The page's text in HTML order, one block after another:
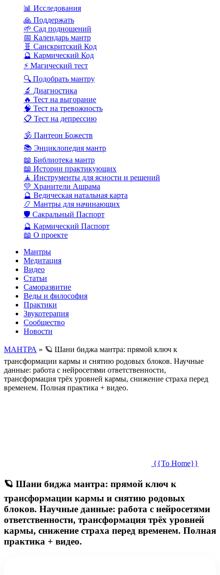
📊 Исследования
🙏 Поддержать
🌱 Сад подношений
📅 Календарь мантр
🧬 Санскритский Код
🔮 Кармический Код
⚡ Магический тест
🔍 Подобрать мантру
🔬 Диагностика
🔥 Тест на выгорание
🧠 Тест на тревожность
📋 Тест на депрессию
🕉️ Пантеон Божеств
📚 Энциклопедия мантр
📖 Библиотека мантр
📖 Истории практикующих
🧘 Инструменты для ясности и решений
💛 Хранители Ашрама
🔮 Ведическая натальная карта
📿 Мантры для начинающих
🛡️ Сакральный Паспорт
🔮 Кармический Паспорт
📖 О проекте
Мантры
Медитация
Видео
Статьи
Саморазвитие
Веды и философия
Практики
Звукотерапия
Сообщество
Новости
МАНТРА » 🪐 Шани биджа мантра: прямой ключ к
трансформации кармы и снятию родовых блоков. Научные
данные: работа с нейросетями ответственности,
трансформация трёх уровней кармы, снижение страха перед
временем. Полная практика + видео.
{{To Home}}
🪐 Шани биджа мантра: прямой ключ к
трансформации кармы и снятию родовых
блоков. Научные данные: работа с нейросетями
ответственности, трансформация трёх уровней
кармы, снижение страха перед временем. Полная
практика + видео.